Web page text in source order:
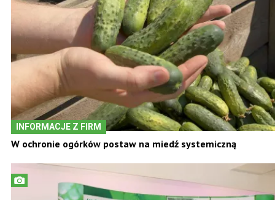
INFORMACJE Z FIRM
W ochronie ogórków postaw na miedź systemiczną